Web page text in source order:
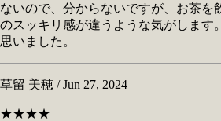
ないので、分からないですが、お茶を
のスッキリ感が違うような気がします
思いました。
草留 美穂 / Jun 27, 2024
★★★★